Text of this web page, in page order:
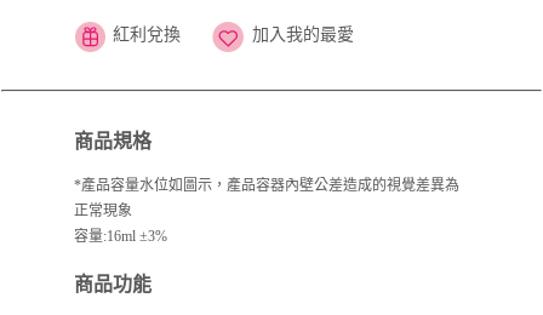
紅利兌換 加入我的最愛
商品規格
*產品容量水位如圖示，產品容器內壁公差造成的視覺差異為
正常現象
容量:16ml ±3%
商品功能